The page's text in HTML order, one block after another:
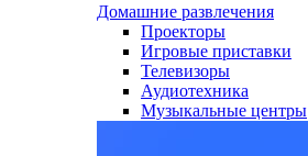
Домашние развлечения
Проекторы
Игровые приставки
Телевизоры
Аудиотехника
Музыкальные центры